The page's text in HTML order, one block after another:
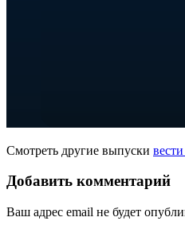
Смотреть другие выпуски
Добавить комментарий
Ваш адрес email не будет